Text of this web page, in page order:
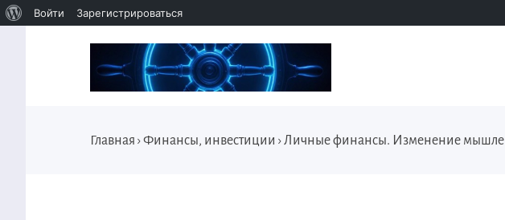
Главная ›Финансы, инвестиции ›Личные финансы. Изменение
Войти Зарегистрироваться